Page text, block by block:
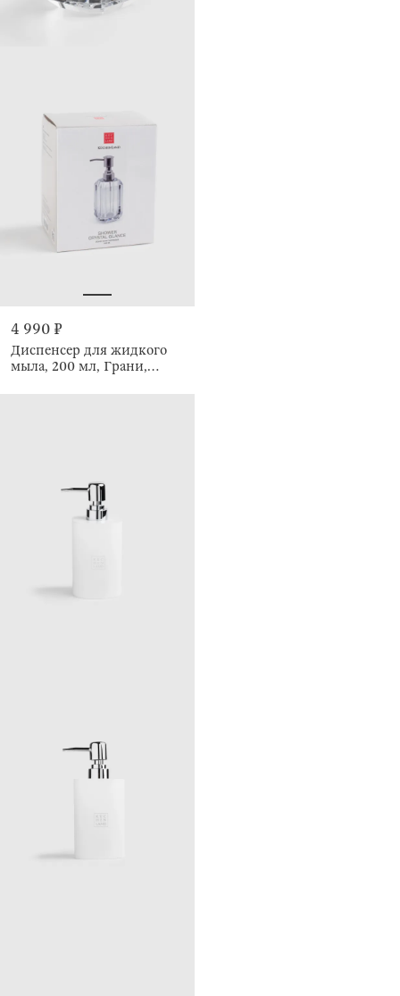
4 990 ₽
Диспенсер для жидкого
мыла, 200 мл, Грани,